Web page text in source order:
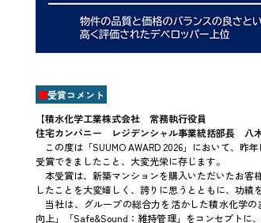
■受賞コメント
【積水化学工業株式会社 常務執行役員
住宅カンパニー レジデンシャル事業統括部長 八
この度は「SUUMO AWARD 2026」において、
受賞できましたこと、大変光栄に存じます。
本受賞は、新築マンションを購入いただいたお客
したことを大変嬉しく、誇りに思うとともに、功績
当社は、グループの総合力を活かした積水化学
向上」「Safe&Sound：維持管理」をコンセプトに